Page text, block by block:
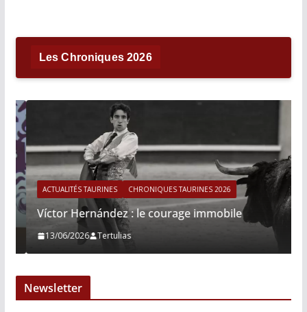
Les Chroniques 2026
ACTUALITÉS TAURINES CHRONIQUES TAURINES 2026
Víctor Hernández : le courage immobile
13/06/2026 Tertulias
Newsletter